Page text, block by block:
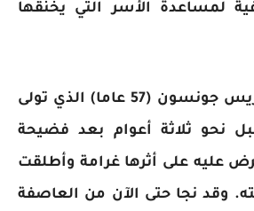
لمساعدة الأسر التي يخنقها
انهارت شعبية بوريس جونسون (57 عاما) الذي تولى
نحو ثلاثة أعوام بعد فضيحة
عليه على أثرها غرامة وأطلقت
وقد نجا حتى الآن من العاصفة